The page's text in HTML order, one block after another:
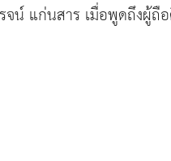
รจน์ แก่นสาร เมื่อพูดถึง